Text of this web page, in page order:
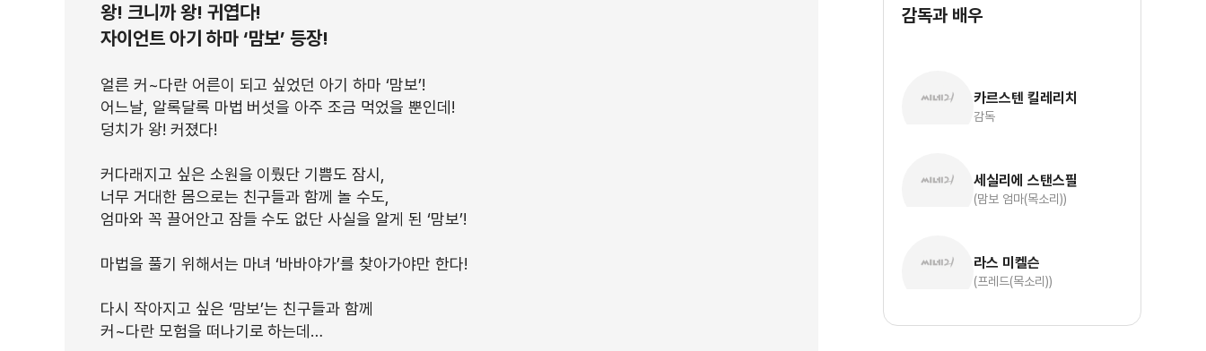
왕! 크니까 왕! 귀엽다!
자이언트 아기 하마 ‘맘보’ 등장!
얼른 커~다란 어른이 되고 싶었던 아기 하마 ‘맘보’!
어느날, 알록달록 마법 버섯을 아주 조금 먹었을 뿐인데!
덩치가 왕! 커졌다!
커다래지고 싶은 소원을 이뤘단 기쁨도 잠시,
너무 거대한 몸으로는 친구들과 함께 놀 수도,
엄마와 꼭 끌어안고 잠들 수도 없단 사실을 알게 된 ‘맘보’!
마법을 풀기 위해서는 마녀 ‘바바야가’를 찾아가야만 한다!
다시 작아지고 싶은 ‘맘보’는 친구들과 함께
커~다란 모험을 떠나기로 하는데…
감독과 배우
카르스텐 킬레리치
감독
세실리에 스탠스필
(맘보 엄마(목소리))
라스 미켈슨
(프레드(목소리))